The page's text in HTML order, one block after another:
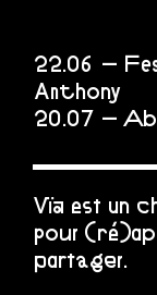
22.06 –
Anthony
20.07 –
Vïa est un
pour
partager.